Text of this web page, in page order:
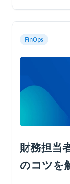
FinOps
財務担当
のコツを